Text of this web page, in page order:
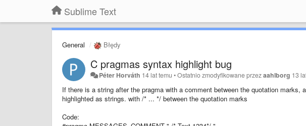
Sublime Text
General Błędy
C pragmas syntax highlight bug
Péter Horváth 14 lat temu •Ostatnio zmodyfikowane przezaahlborg 13
If there is a string after the pragma with a comment between the quotation marks,
highlighted as strings. with /* ... */ between the quotation marks
Code: